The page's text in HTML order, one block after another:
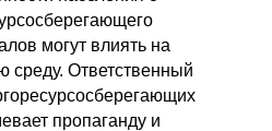
могут влиять на
Ответственный
пропаганду и